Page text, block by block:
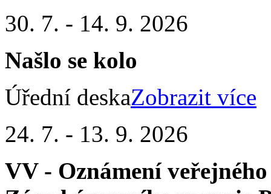
30. 7. - 14. 9. 2026
Našlo se kolo
Úřední deskaZobrazit více
24. 7. - 13. 9. 2026
VV - Oznámení